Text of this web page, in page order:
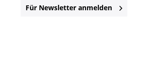
Für Newsletter anmelden